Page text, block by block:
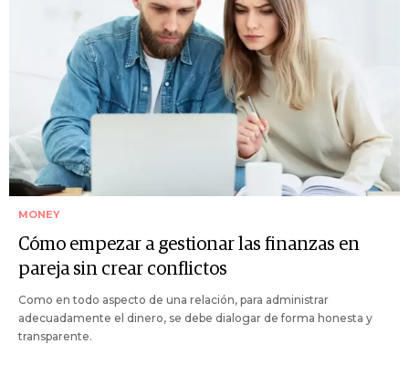
MONEY
Cómo empezar a gestionar las finanzas en
pareja sin crear conflictos
Como en todo aspecto de una relación, para administrar
adecuadamente el dinero, se debe dialogar de forma honesta y
transparente.